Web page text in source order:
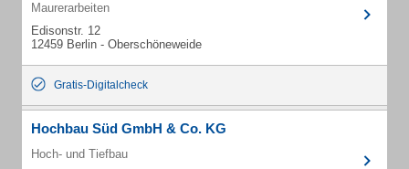
Maurerarbeiten
Edisonstr. 12
12459 Berlin - Oberschöneweide
Gratis-Digitalcheck
Hochbau Süd GmbH & Co. KG
Hoch- und Tiefbau